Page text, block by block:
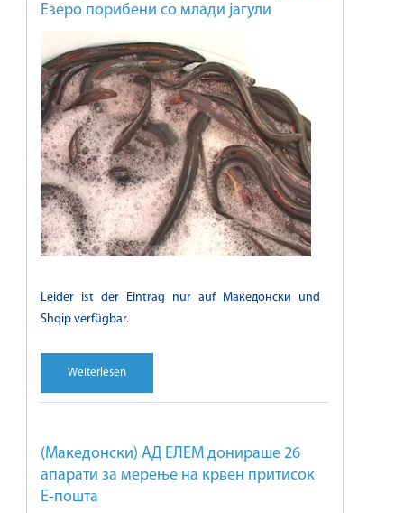
Езеро порибени со млади јагули
Leider ist der Eintrag nur auf Македонски und
Shqip verfügbar.
Weiterlesen
(Македонски) АД ЕЛЕМ донираше 26
апарати за мерење на крвен притисок
Е-пошта